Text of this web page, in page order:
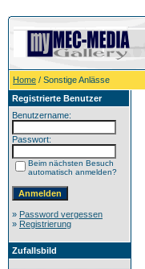
Home / Sonstige Anlässe
Registrierte Benutzer
Benutzername:
Passwort:
Beim nächsten Besuch
automatisch anmelden?
» Password vergessen
» Registrierung
Zufallsbild